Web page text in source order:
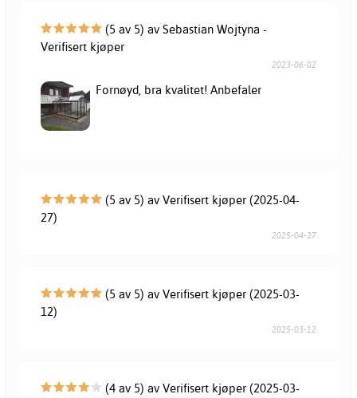
(5 av 5) av Sebastian Wojtyna -
Verifisert kjøper
2023-06-02
Fornøyd, bra kvalitet! Anbefaler
(5 av 5) av Verifisert kjøper (2025-04-
27)
2025-04-27
(5 av 5) av Verifisert kjøper (2025-03-
12)
2025-03-12
(4 av 5) av Verifisert kjøper (2025-03-